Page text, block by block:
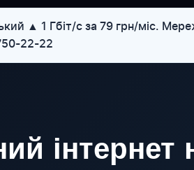
▲ 1 Гбіт/с за 79 грн/міс.
22-22
інтернет